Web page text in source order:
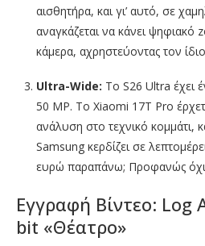
αισθητήρα, και γι’ αυτό, σε
αναγκάζεται να κάνει ψηφιακό
κάμερα, αχρηστεύοντας τον
Ultra-Wide: Το S26 Ultra έχει
50 MP. Το Xiaomi 17T Pro
ανάλυση στο τεχνικό κομμάτι,
Samsung κερδίζει σε
ευρώ παραπάνω; Προφανώς
Εγγραφή Βίντεο: Log
bit «Θέατρο»